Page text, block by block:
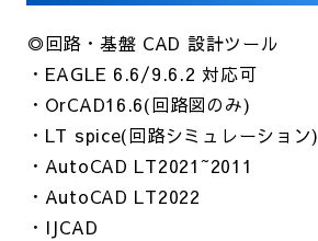
◎回路・基盤 CAD 設計ツール
・EAGLE 6.6/9.6.2 対応可
・OrCAD16.6(回路図のみ)
・LT spice(回路シミュレーション)
・AutoCAD LT2021~2011
・AutoCAD LT2022
・IJCAD